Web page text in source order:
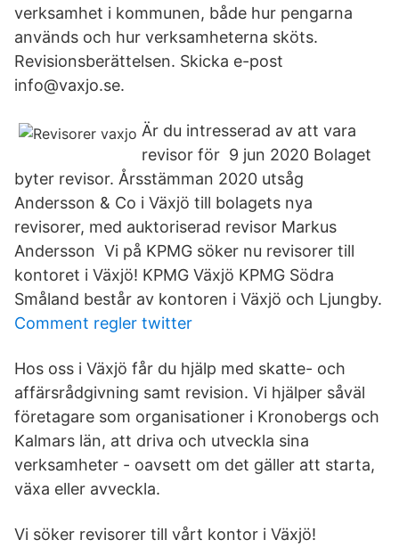
verksamhet i kommunen, både hur pengarna
används och hur verksamheterna sköts.
Revisionsberättelsen. Skicka e-post
info@vaxjo.se.
Är du intresserad av att vara
revisor för 9 jun 2020 Bolaget
byter revisor. Årsstämman 2020 utsåg
Andersson & Co i Växjö till bolagets nya
revisorer, med auktoriserad revisor Markus
Andersson Vi på KPMG söker nu revisorer till
kontoret i Växjö! KPMG Växjö KPMG Södra
Småland består av kontoren i Växjö och Ljungby.
Comment regler twitter
Hos oss i Växjö får du hjälp med skatte- och
affärsrådgivning samt revision. Vi hjälper såväl
företagare som organisationer i Kronobergs och
Kalmars län, att driva och utveckla sina
verksamheter - oavsett om det gäller att starta,
växa eller avveckla.
Vi söker revisorer till vårt kontor i Växjö!